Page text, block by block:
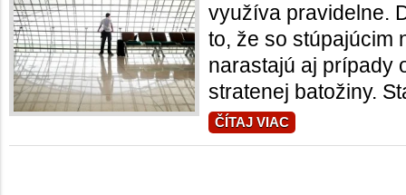
využíva pravidelne.
to, že so stúpajúcim
narastajú aj prípady
stratenej batožiny.
ČÍTAJ VIAC